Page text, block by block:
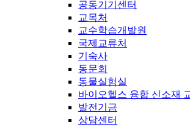
공동기기센터
교목처
교수학습개발원
국제교류처
기숙사
동문회
동물실험실
바이오헬스 융합 신소재
발전기금
상담센터